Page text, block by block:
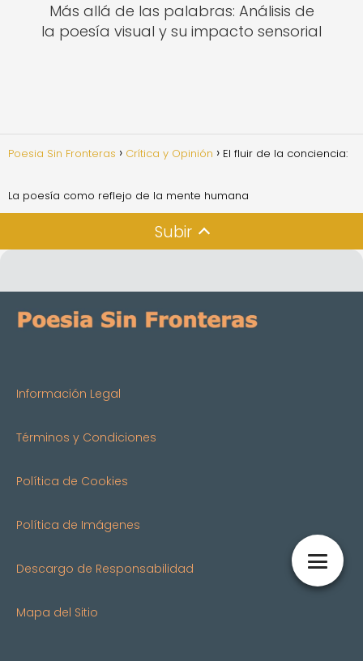
Más allá de las palabras: Análisis de
la poesía visual y su impacto sensorial
Poesia Sin Fronteras Crítica y Opinión El fluir de la conciencia:
La poesía como reflejo de la mente humana
Subir
Información Legal
Términos y Condiciones
Política de Cookies
Política de Imágenes
Descargo de Responsabilidad
Mapa del Sitio